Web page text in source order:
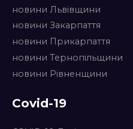
новини Львівщини
новини Закарпаття
новини Прикарпаття
новини Тернопільщини
новини Рівненщини
Covid-19